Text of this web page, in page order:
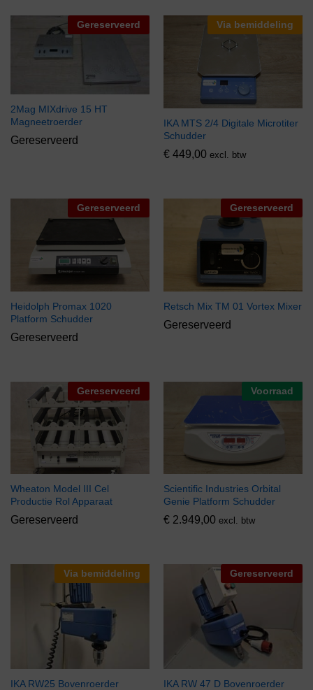
Gereserveerd
2Mag MIXdrive 15 HT
Magneetroerder
Gereserveerd
Via bemiddeling
IKA MTS 2/4 Digitale Microtiter
Schudder
€ 449,00 excl. btw
Gereserveerd
Heidolph Promax 1020
Platform Schudder
Gereserveerd
Gereserveerd
Retsch Mix TM 01 Vortex Mixer
Gereserveerd
Gereserveerd
Wheaton Model III Cel
Productie Rol Apparaat
Gereserveerd
Voorraad
Scientific Industries Orbital
Genie Platform Schudder
€ 2.949,00 excl. btw
Via bemiddeling
IKA RW25 Bovenroerder
Gereserveerd
IKA RW 47 D Bovenroerder